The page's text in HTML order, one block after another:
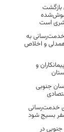
بازگشت
است
به
همدلی و اخلاص
و
جنوبی
خدمت‌رسانی
صفر بسیج شود
در